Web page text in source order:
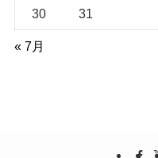
30 31
« 7月